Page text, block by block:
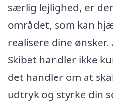
særlig lejlighed, er
området, som kan
realisere dine ønsker.
Skibet handler ikke
det handler om at
udtryk og styrke din